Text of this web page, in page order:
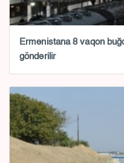
Ermənistana 8 vaqon
göndərilir